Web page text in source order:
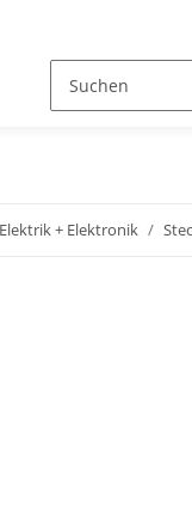
Elektrik + Elektronik